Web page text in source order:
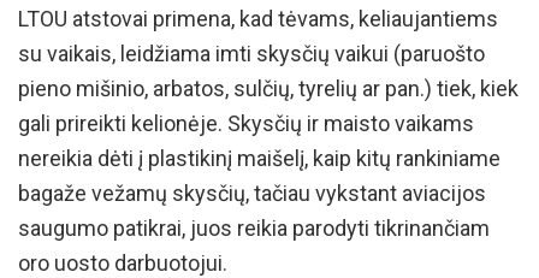
LTOU atstovai primena, kad tėvams, keliaujantiems
su vaikais, leidžiama imti skysčių vaikui (paruošto
pieno mišinio, arbatos, sulčių, tyrelių ar pan.) tiek, kiek
gali prireikti kelionėje. Skysčių ir maisto vaikams
nereikia dėti į plastikinį maišelį, kaip kitų rankiniame
bagaže vežamų skysčių, tačiau vykstant aviacijos
saugumo patikrai, juos reikia parodyti tikrinančiam
oro uosto darbuotojui.